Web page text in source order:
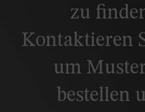
zu
Kontaktieren
um
bestellen